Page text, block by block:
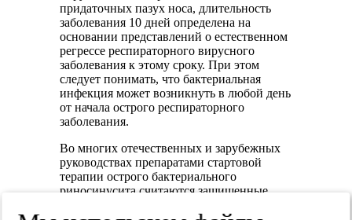
придаточных пазух носа, длительность
заболевания 10 дней определена на
основании представлений о естественном
регрессе респираторного вирусного
заболевания к этому сроку. При этом
следует понимать, что бактериальная
инфекция может возникнуть в любой день
от начала острого респираторного
заболевания.
Во многих отечественных и зарубежных
руководствах препаратами стартовой
терапии острого бактериального
риносинусита считаются защищенные